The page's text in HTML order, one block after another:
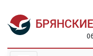
БРЯНСКИЕ